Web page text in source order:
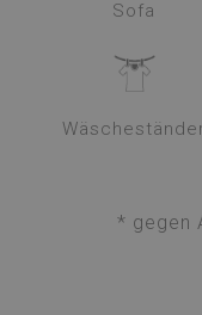
Sofa
* gegen